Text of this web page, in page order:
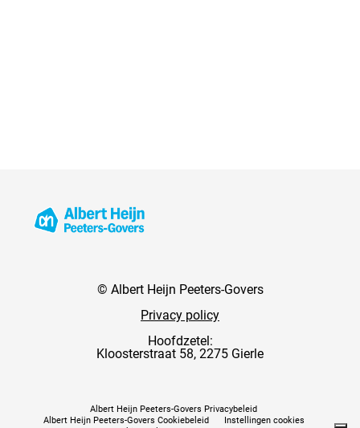
© Albert Heijn Peeters-Govers
Privacy policy
Hoofdzetel:
Kloosterstraat 58, 2275 Gierle
Albert Heijn Peeters-Govers Privacybeleid
Albert Heijn Peeters-Govers Cookiebeleid
Instellingen cookies